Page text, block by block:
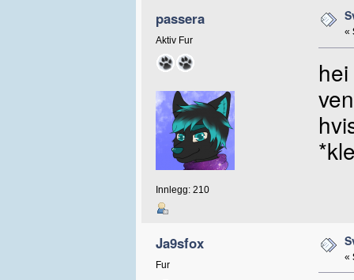
passera
Aktiv Fur
Innlegg: 210
«
Ja9sfox
Fur
«